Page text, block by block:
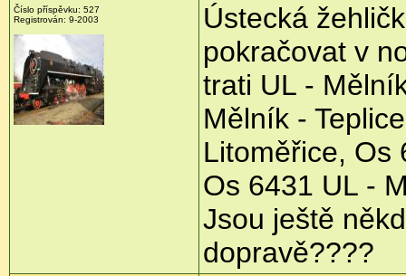
Číslo příspěvku: 527
Registrován: 9-2003
Ústecká
pokračovat v
trati UL -
Mělník -
Litoměřice, Os
Os 6431 UL -
Jsou ještě
dopravě????